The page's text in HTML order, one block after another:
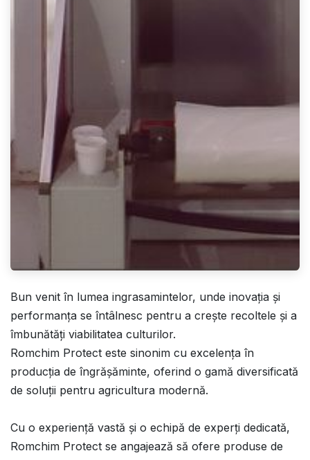
Bun venit în lumea ingrasamintelor, unde inovația și
performanța se întâlnesc pentru a crește recoltele și a
îmbunătăți viabilitatea culturilor.
Romchim Protect este sinonim cu excelența în
producția de îngrășăminte, oferind o gamă diversificată
de soluții pentru agricultura modernă.
Cu o experiență vastă și o echipă de experți dedicată,
Romchim Protect se angajează să ofere produse de